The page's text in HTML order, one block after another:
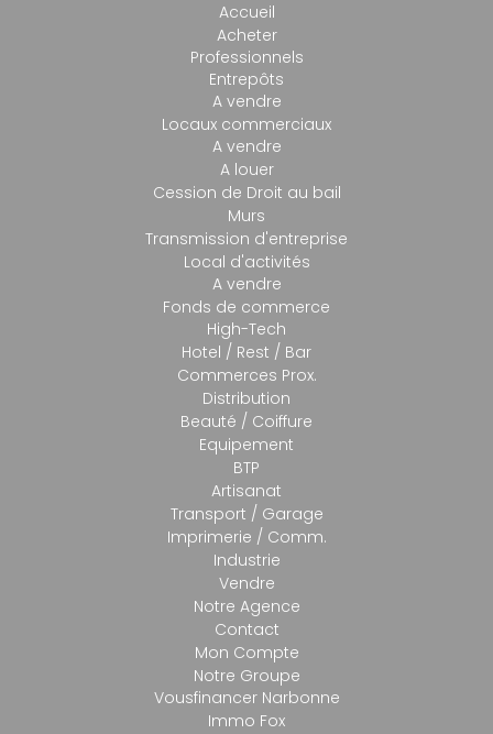
Accueil
Acheter
Professionnels
Entrepôts
A vendre
Locaux commerciaux
A vendre
A louer
Cession de Droit au bail
Murs
Transmission d'entreprise
Local d'activités
A vendre
Fonds de commerce
High-Tech
Hotel / Rest / Bar
Commerces Prox.
Distribution
Beauté / Coiffure
Equipement
BTP
Artisanat
Transport / Garage
Imprimerie / Comm.
Industrie
Vendre
Notre Agence
Contact
Mon Compte
Notre Groupe
Vousfinancer Narbonne
Immo Fox